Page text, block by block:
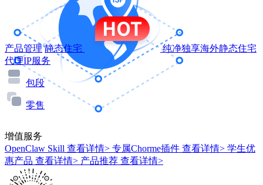
产品管理 静态住宅
纯净独享海外静态住宅
代理IP服务
包段
零售
增值服务
OpenClaw Skill 查看详情> 专属Chorme插件 查看详情> 学生优
惠产品 查看详情> 产品推荐 查看详情>